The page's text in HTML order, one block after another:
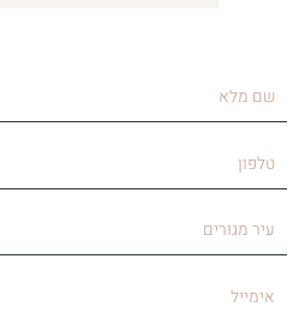
טלפון